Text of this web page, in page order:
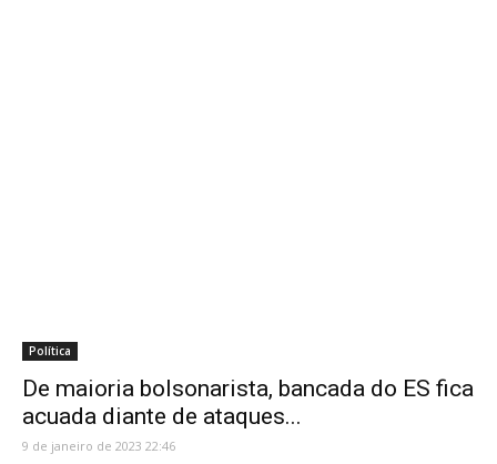
Política
De maioria bolsonarista, bancada do ES fica
acuada diante de ataques...
9 de janeiro de 2023 22:46